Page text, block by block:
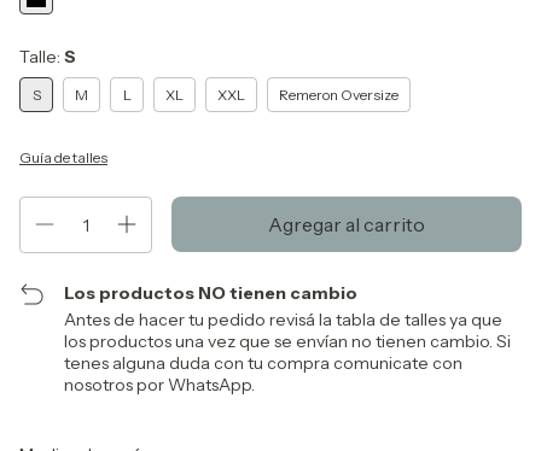
Talle: S
S M L XL XXL Remeron Oversize
Guía de talles
Los productos NO tienen cambio
Antes de hacer tu pedido revisá la tabla de talles ya que
los productos una vez que se envían no tienen cambio. Si
tenes alguna duda con tu compra comunicate con
nosotros por WhatsApp.
Entregas para el CP: